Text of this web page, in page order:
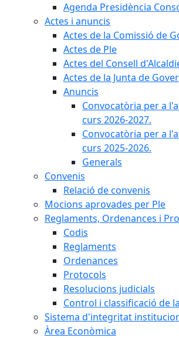
Agenda Presidència
Actes i anuncis
Actes de la Comissió de
Actes de Ple
Actes del Consell
Actes de la Junta de
Anuncis
Convocatòria per a
curs 2026-2027.
Convocatòria per a
curs 2025-2026.
Generals
Convenis
Relació de convenis
Mocions aprovades per Ple
Reglaments, Ordenances i
Codis
Reglaments
Ordenances
Protocols
Resolucions judicials
Control i classificació de
Sistema d'integritat
Àrea Econòmica